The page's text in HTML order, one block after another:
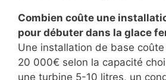
Combien coûte une
pour débuter dans la glace
Une installation de base
20 000€ selon la capacité
une turbine 5-10 litres, un